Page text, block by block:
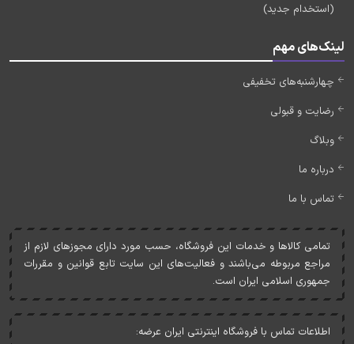
(استخدام جدید)
لینک‌های مهم
چهارشنبه‌های تخفیفی
رضایت و قبولی
وبلاگ
درباره ما
تماس با ما
تمامی کالاها و خدمات اين فروشگاه، حسب مورد دارای مجوزهای لازم از
مراجع مربوطه می‌باشند و فعاليت‌های اين سايت تابع قوانين و مقررات
جمهوری اسلامی ايران است.
اطلاعات تماس با فروشگاه اینترنتی ایران عرضه: